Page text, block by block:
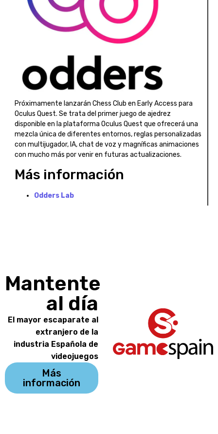
Próximamente lanzarán Chess Club en Early Access para
Oculus Quest. Se trata del primer juego de ajedrez
disponible en la plataforma Oculus Quest que ofrecerá una
mezcla única de diferentes entornos, reglas personalizadas
con multijugador, IA, chat de voz y magníficas animaciones
con mucho más por venir en futuras actualizaciones.
Más información
Odders Lab
Mantente
al día
El mayor escaparate al
extranjero de la
industria Española de
videojuegos
Más
información